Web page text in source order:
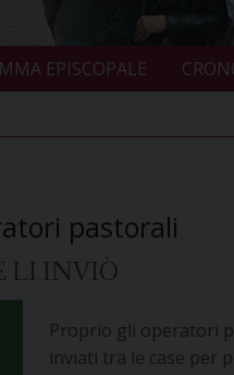
EPISCOPALE
pastorali
LI INVIÒ
Proprio gli operatori
inviati tra le case per